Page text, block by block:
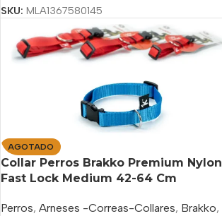
SKU: MLA1367580145
AGOTADO
Collar Perros Brakko Premium Nylon
Fast Lock Medium 42-64 Cm
Perros, Arneses -Correas-Collares, Brakko,